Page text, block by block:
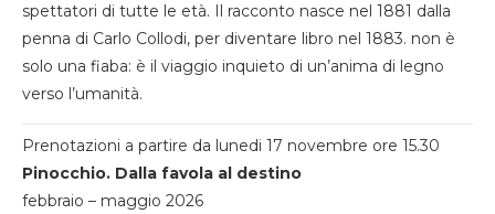
spettatori di tutte le età. Il racconto nasce nel 1881 dalla
penna di Carlo Collodi, per diventare libro nel 1883. non è
solo una fiaba: è il viaggio inquieto di un’anima di legno
verso l’umanità.
Prenotazioni a partire da lunedi 17 novembre ore 15.30
Pinocchio. Dalla favola al destino
febbraio – maggio 2026